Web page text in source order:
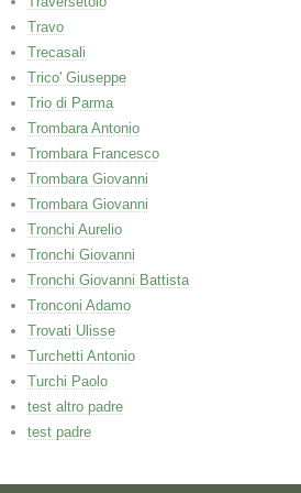
Travo
Trecasali
Trico' Giuseppe
Trio di Parma
Trombara Antonio
Trombara Francesco
Trombara Giovanni
Trombara Giovanni
Tronchi Aurelio
Tronchi Giovanni
Tronchi Giovanni Battista
Tronconi Adamo
Trovati Ulisse
Turchetti Antonio
Turchi Paolo
test altro padre
test padre